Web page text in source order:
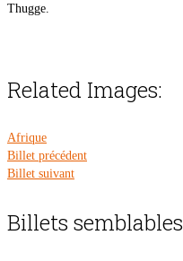
Thugge.
Related Images:
Afrique
Billet précédent
Billet suivant
Billets semblables